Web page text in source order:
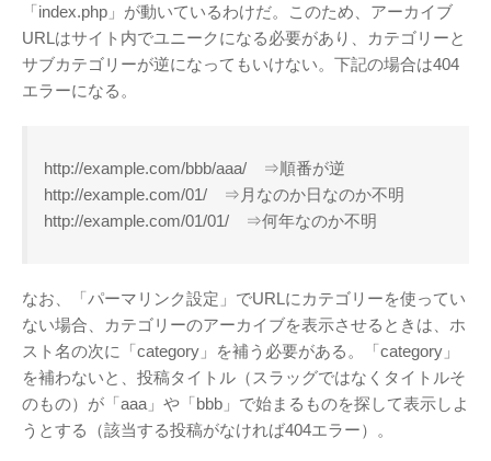
「index.php」が動いているわけだ。このため、アーカイブ
URLはサイト内でユニークになる必要があり、カテゴリーと
サブカテゴリーが逆になってもいけない。下記の場合は404
エラーになる。
http://example.com/bbb/aaa/ ⇒順番が逆
http://example.com/01/ ⇒月なのか日なのか不明
http://example.com/01/01/ ⇒何年なのか不明
なお、「パーマリンク設定」でURLにカテゴリーを使ってい
ない場合、カテゴリーのアーカイブを表示させるときは、ホ
スト名の次に「category」を補う必要がある。「category」
を補わないと、投稿タイトル（スラッグではなくタイトルそ
のもの）が「aaa」や「bbb」で始まるものを探して表示しよ
うとする（該当する投稿がなければ404エラー）。